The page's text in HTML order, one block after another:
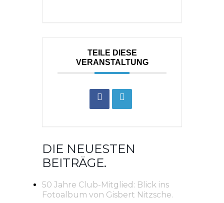
TEILE DIESE
VERANSTALTUNG
DIE NEUESTEN
BEITRÄGE.
50 Jahre Club-Mitglied: Blick ins
Fotoalbum von Gisbert Nitzsche.